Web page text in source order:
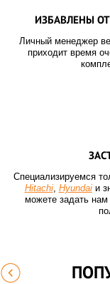
ИЗБАВЛЕНЫ
Личный менеджер
приходит время
Специализируемся
Hitachi, Hyundaiи
можете задать